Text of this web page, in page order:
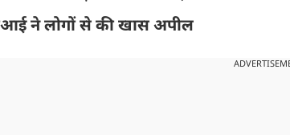
ने लोगों से की खास अपील